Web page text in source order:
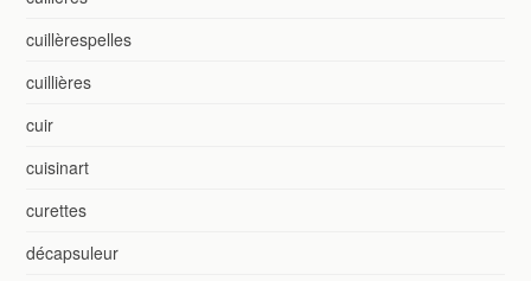
cuillèrespelles
cuillières
cuir
cuisinart
curettes
décapsuleur